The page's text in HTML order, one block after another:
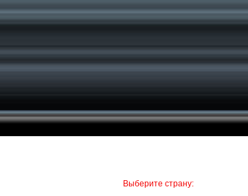
Выберите страну: